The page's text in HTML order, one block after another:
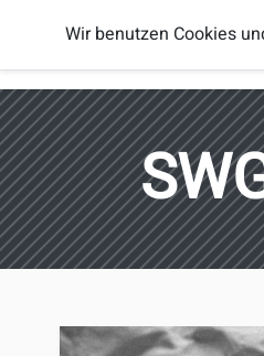
Smash
Brothers
Wir benutzen Cookies